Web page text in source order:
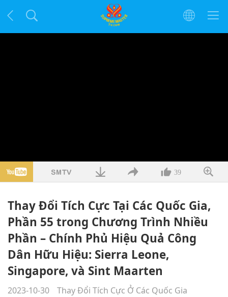
39
Thay Đổi Tích Cực Tại Các Quốc Gia,
Phần 55 trong Chương Trình Nhiều
Phần – Chính Phủ Hiệu Quả Công
Dân Hữu Hiệu: Sierra Leone,
Singapore, và Sint Maarten
2023-10-30 Thay Đổi Tích Cực Ở Các Quốc Gia